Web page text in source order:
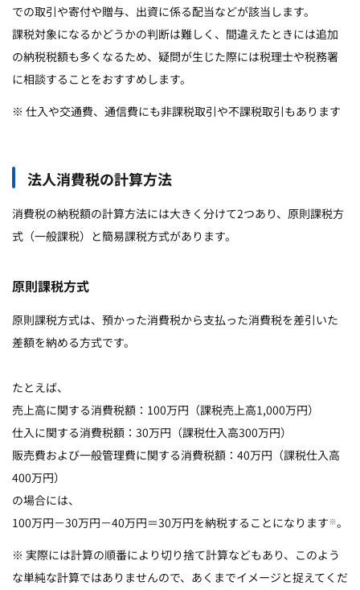
での取引や寄付や贈与、出資に係る配当などが該当します。
課税対象になるかどうかの判断は難しく、間違えたときには追加
の納税税額も多くなるため、疑問が生じた際には税理士や税務署
に相談することをおすすめします。
※ 仕入や交通費、通信費にも非課税取引や不課税取引もあります
法人消費税の計算方法
消費税の納税額の計算方法には大きく分けて2つあり、原則課税方
式（一般課税）と簡易課税方式があります。
原則課税方式
原則課税方式は、預かった消費税から支払った消費税を差引いた
差額を納める方式です。
たとえば、
売上高に関する消費税額：100万円（課税売上高1,000万円）
仕入に関する消費税額：30万円（課税仕入高300万円）
販売費および一般管理費に関する消費税額：40万円（課税仕入高
400万円）
の場合には、
100万円－30万円－40万円＝30万円を納税することになります※。
※ 実際には計算の順番により切り捨て計算などもあり、このよう
な単純な計算ではありませんので、あくまでイメージと捉えてくだ